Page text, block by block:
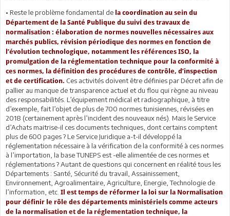
• Reste le problème fondamental de la coordination au sein du
Département de la Santé Publique du suivi des travaux de
normalisation : élaboration de normes nouvelles nécessaires aux
marchés publics, révision périodique des normes en fonction de
l’évolution technologique, notamment les références ISO, la
promulgation de la réglementation technique pour la conformité à
ces normes, la définition des procédures de contrôle, d’inspection
et de certification. Ces activités doivent être définies par Décret afin de
pallier au manque de transparence actuel et du flou qui règne au niveau
des responsabilités. L’équipement médical et radiographique, à titre
d’exemple, fait l’objet de plus de 700 normes tunisiennes, révisées en
2018 (certainement après l’incident des nouveaux nés). Mais le Service
d’Achats maitrise-il ces documents techniques, dont certains comptent
plus de 600 pages ? Le Service Juridique a-t-il développé la
réglementation nécessaire à la vérification de la conformité à ces normes
à l’importation, la base TUNEPS est -elle alimentée de ces normes et
réglementations ? Autant de questions qui concernent en réalité tous les
Départements : Santé, Sécurité du travail, Assainissement,
Environnement, Agroalimentaire, Agriculture, Energie, Technologie de
l’information, etc. Il est temps de réformer la loi sur la Normalisation
pour définir le rôle des départements ministériels comme acteurs
de la normalisation et de la réglementation technique, la